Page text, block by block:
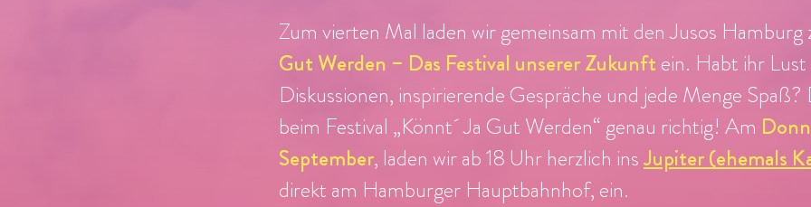
Zum vierten Mal laden wir gemeinsam mit den Jusos
Gut Werden – Das Festival unserer Zukunft ein. Habt ihr
Diskussionen, inspirierende Gespräche und jede Menge Spaß?
beim Festival „Könnt´ Ja Gut Werden“ genau richtig! Am
September, laden wir ab 18 Uhr herzlich insJupiter (ehemals
direkt am Hamburger Hauptbahnhof, ein.